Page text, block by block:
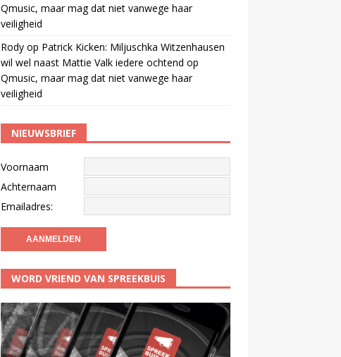
Qmusic, maar mag dat niet vanwege haar
veiligheid
Rodyop Patrick Kicken: Miljuschka Witzenhausen
wil wel naast Mattie Valk iedere ochtend op
Qmusic, maar mag dat niet vanwege haar
veiligheid
NIEUWSBRIEF
Voornaam
Achternaam
Emailadres:
WORD VRIEND VAN SPREEKBUIS